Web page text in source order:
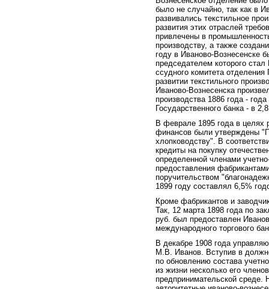
было не случайно, так как в
развивались текстильное
развития этих отраслей
привлечены в
производству, а также
году в Иваново-Вознесенске
председателем которого
ссудного комитета отделения
развитии текстильного
Иваново-Вознесенска
производства 1886 года -
Государственного банка - в
В феврале 1895 года в целях
финансов были утверждены
хлопководству". В
кредиты на покупку
определенной членами
предоставления
поручительством
1899 году составлял 6,5%
Кроме фабрикантов и
Так, 12 марта 1898 года по
руб. был предоставлен
международного торгового
В декабре 1908 года
М.В. Иванов. Вступив в
по обновлению состава
из жизни несколько его
предпринимательской